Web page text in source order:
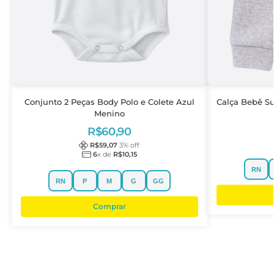
Conjunto 2 Peças Body Polo e Colete Azul
Menino
R$60,90
R$59,07 3% off
6x de R$10,15
RN P M G GG
Comprar
Calça Bebê
RN